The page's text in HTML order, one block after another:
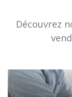
Découvrez